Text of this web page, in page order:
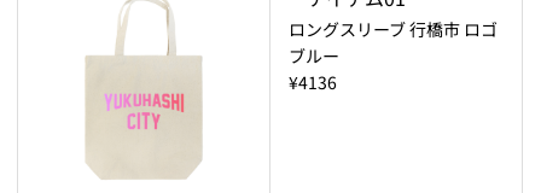
ロングスリーブ 行橋市 ロゴ
ブルー
¥4136